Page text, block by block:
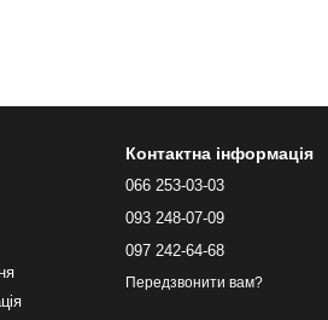
Контактна інформація
066 253-03-03
093 248-07-09
097 242-64-68
Передзвонити вам?